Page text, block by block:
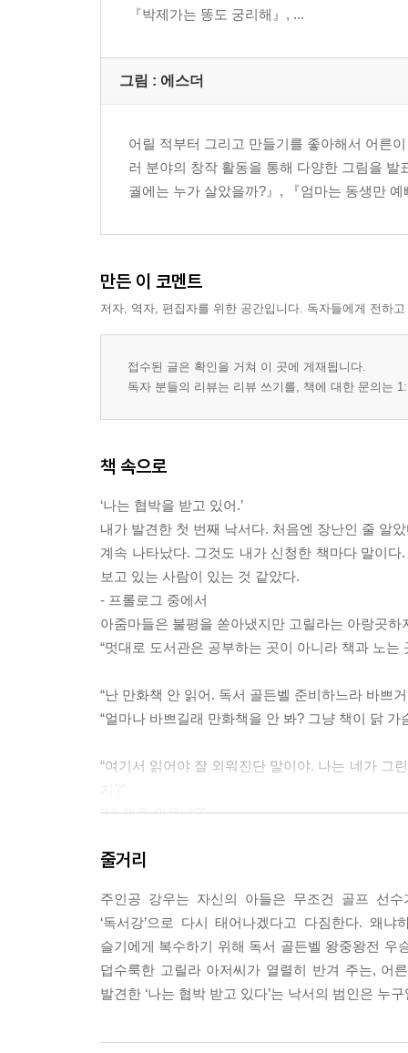
『박제가는 똥도 궁리해』, ...
그림 : 에스더
어릴 적부터 그리고 만들기를 좋아해서 어른
러 분야의 창작 활동을 통해 다양한 그림을
궐에는 누가 살았을까?』, 『엄마는 동생만
만든 이 코멘트
저자, 역자, 편집자를 위한 공간입니다. 독자들에게 전하
접수된 글은 확인을 거쳐 이 곳에 게재됩니다.
독자 분들의 리뷰는 리뷰 쓰기를, 책에 대한 문의는
책 속으로
‘나는 협박을 받고 있어.’
내가 발견한 첫 번째 낙서다. 처음엔 장난인 줄 알
계속 나타났다. 그것도 내가 신청한 책마다 말이
보고 있는 사람이 있는 것 같았다.
- 프롤로그 중에서
아줌마들은 불평을 쏟아냈지만 고릴라는 아랑곳하
“멋대로 도서관은 공부하는 곳이 아니라 책과 노
“난 만화책 안 읽어. 독서 골든벨 준비하느라 바쁘
“얼마나 바쁘길래 만화책을 안 봐? 그냥 책이 닭
“여기서 읽어야 잘 외워진단 말이야. 나는 네가 그
“넌 책을 외우냐?”
사백원이 소스라쳐서 그런가, 책을 외운다는 게 괜
“근데, 책을 외우면서 읽으면 진짜 지겹겠다.”
사백원이 한마디를 덧붙이고는 침대를 내려갔다.
일어서려다 천정에 머리를 부딪힌 것처럼 내 머리
---pp.79~80
줄거리
주인공 강우는 자신의 아들은 무조건 골프 선수
‘독서강’으로 다시 태어나겠다고 다짐한다. 왜
슬기에게 복수하기 위해 독서 골든벨 왕중왕전 우
덥수룩한 고릴라 아저씨가 열렬히 반겨 주는, 어
발견한 ‘나는 협박 받고 있다’는 낙서의 범인은 누